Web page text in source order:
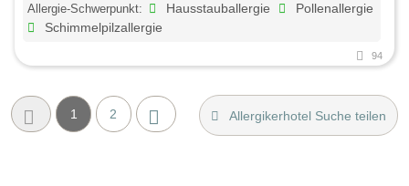
Allergie-Schwerpunkt: Hausstauballergie
Pollenallergie
Schimmelpilzallergie
94
1 2 Allergikerhotel Suche teilen